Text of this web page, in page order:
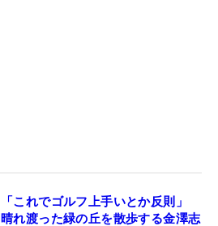
「これでゴルフ上手いとか反則」
晴れ渡った緑の丘を散歩する金澤志